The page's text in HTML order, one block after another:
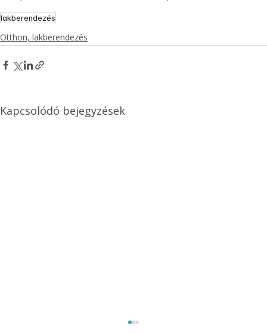
lakberendezés
Otthon, lakberendezés
Kapcsolódó bejegyzések